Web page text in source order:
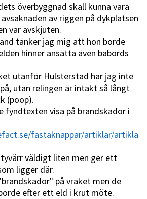
överbyggnad skall kunna vara
av riggen på dykplatsen
var avskjuten.
tänker jag mig att hon borde
hinner ansätta även babords
utanför Hulsterstad har jag inte
utan relingen är intakt så långt
(poop).
fyndtexten visa på brandskador i
fastaknappar/artiklar/artikla
väldigt liten men ger ett
ligger där.
på vraket men de
efter ett eld i krut möte.